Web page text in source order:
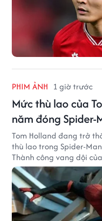
PHIM ẢNH 1 giờ trước
Mức thù lao của
năm đóng Spider-
Tom Holland đang trở
thù lao trong Spider-
Thành công vang dội
trình thăng hạng đáng
một thập kỷ gắn bó với